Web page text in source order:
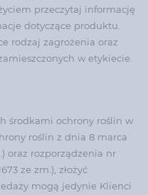
przeczytaj informację
dotyczące produktu.
rodzaj zagrożenia oraz
w etykiecie.
środkami ochrony roślin w
roślin z dnia 8 marca
oraz rozporządzenia nr
ze zm.), złożyć
mogą jedynie Klienci